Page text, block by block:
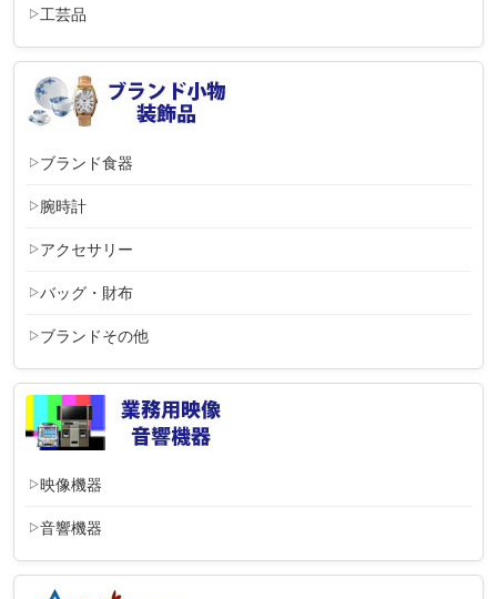
工芸品
ブランド食器
腕時計
アクセサリー
バッグ・財布
ブランドその他
映像機器
音響機器